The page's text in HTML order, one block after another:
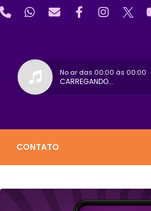
No ar das 00:00 às 00:00
CARREGANDO...
CONTATO